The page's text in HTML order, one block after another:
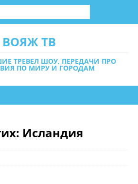
ВОЯЖ ТВ
ТРЕВЕЛ ШОУ, ПЕРЕДАЧИ ПРО
ПО МИРУ И ГОРОДАМ
Исландия